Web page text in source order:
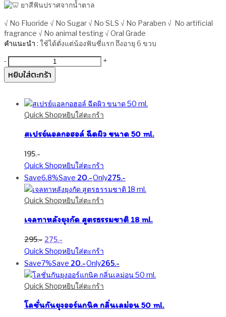
ยาสีฟันปราศจากน้ำตาล
√ No Fluoride √ No Sugar √ No SLS √ No Paraben √ No artificial
fragrance √ No animal testing √ Oral Grade
คำแนะนำ : ใช้ได้ตั่งแต่น้องฟันซี่แรก ถึงอายุ 6 ขวบ
-
ยา
สี
ออร์แกนิ
40
+
หยิบใส่ตะกร้า
Quick Shopหยิบใส่ตะกร้า
สเปรย์แอลกอฮอล์ ฉีดผิว ขนาด 50 ml.
195
Quick Shopหยิบใส่ตะกร้า
Save6.8%Save 20 Only275
Quick Shopหยิบใส่ตะกร้า
เจลทาหลังยุงกัด สูตรธรรมชาติ 18 ml.
295
Original
price
was:
295฿.
275
price
is:
275฿.
Quick Shopหยิบใส่ตะกร้า
Save7%Save 20 Only265
Quick Shopหยิบใส่ตะกร้า
โลชั่นกันยุงออร์แกนิค กลิ่นเลม่อน 50 ml.